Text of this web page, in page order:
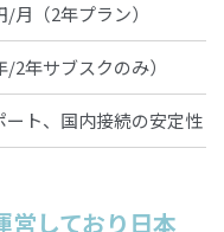
/月（2年プラン）
2年サブスクのみ）
ト、国内接続の安定性
しており日本